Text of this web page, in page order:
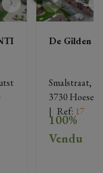
De Gilden
Smalstraat,
3730 Hoeselt
| Ref: 17
100%
Vendu